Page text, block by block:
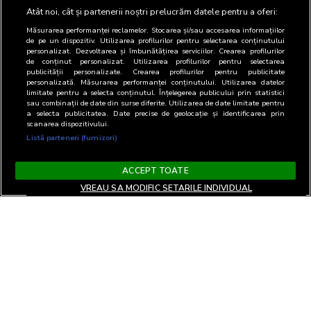
20 Aleea Media SRL Agentie media
Atât noi, cât și partenerii noștri prelucrăm datele pentru a oferi:
Măsurarea performanței reclamelor. Stocarea și/sau accesarea informațiilor
de pe un dispozitiv. Utilizarea profilurilor pentru selectarea conținutului
personalizat. Dezvoltarea și îmbunătățirea serviciilor. Crearea profilurilor
de conținut personalizat. Utilizarea profilurilor pentru selectarea
publicității personalizate. Crearea profilurilor pentru publicitate
personalizată. Măsurarea performanței conținutului. Utilizarea datelor
limitate pentru a selecta conținutul. Înțelegerea publicului prin statistici
sau combinații de date din surse diferite. Utilizarea de date limitate pentru
a selecta publicitatea. Date precise de geolocație și identificarea prin
scanarea dispozitivului.
Listă parteneri (furnizori)
ACCEPT TOATE
VREAU SA MODIFIC SETARILE INDIVIDUAL